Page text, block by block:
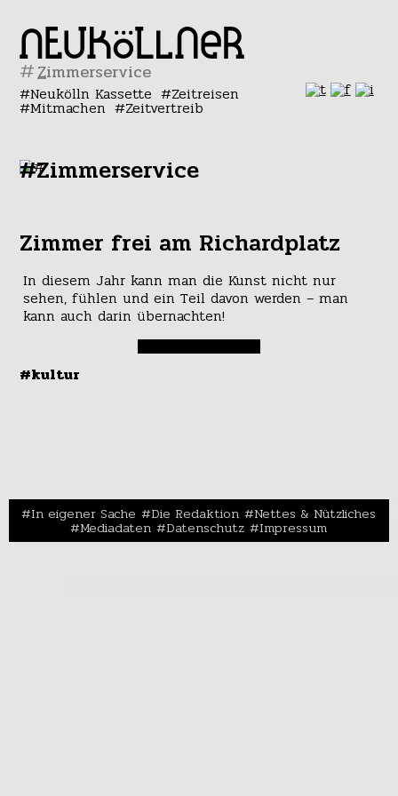
#
Neukölln Kassette Zeitreisen
Mitmachen Zeitvertreib
#Zimmerservice
Zimmer frei am Richardplatz
In diesem Jahr kann man die Kunst nicht nur
sehen, fühlen und ein Teil davon werden – man
kann auch darin übernachten!
#kultur
In eigener Sache Die Redaktion Nettes & Nützliches
Mediadaten Datenschutz Impressum